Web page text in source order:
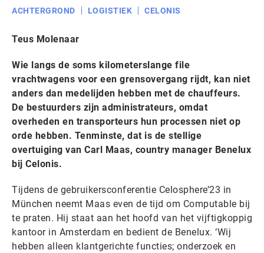
ACHTERGROND
LOGISTIEK CELONIS
Teus Molenaar
Wie langs de soms kilometerslange file
vrachtwagens voor een grensovergang rijdt, kan niet
anders dan medelijden hebben met de chauffeurs.
De bestuurders zijn administrateurs, omdat
overheden en transporteurs hun processen niet op
orde hebben. Tenminste, dat is de stellige
overtuiging van Carl Maas, country manager Benelux
bij Celonis.
Tijdens de gebruikersconferentie Celosphere’23 in
München neemt Maas even de tijd om Computable bij
te praten. Hij staat aan het hoofd van het vijftigkoppig
kantoor in Amsterdam en bedient de Benelux. ‘Wij
hebben alleen klantgerichte functies; onderzoek en